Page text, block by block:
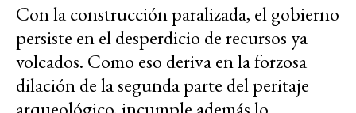
Con la construcción paralizada, el gobierno
persiste en el desperdicio de recursos ya
volcados. Como eso deriva en la forzosa
dilación de la segunda parte del peritaje